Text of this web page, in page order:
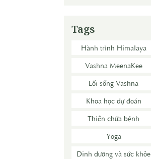
Tags
Hành trình Himalaya
Vashna MeenaKee
Lối sống Vashna
Khoa học dự đoán
Thiền chữa bệnh
Yoga
Dinh dưỡng và sức khỏe